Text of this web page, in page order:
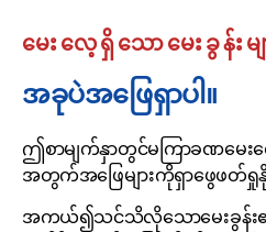
မေးလေ့ရှိသောမေးခွန်း
အခုပဲအဖြေရှာပါ။
ဤစာမျက်နှာတွင်မကြာခဏမေးလ
အတွက်အဖြေများကိုရှာဖွေဖတ်ရှု
အကယ်၍သင်သိလိုသောမေးခွန်း